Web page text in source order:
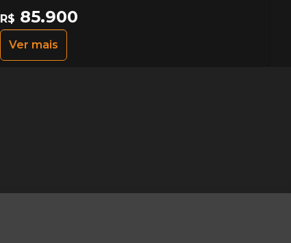
R$ 85.900
Ver mais